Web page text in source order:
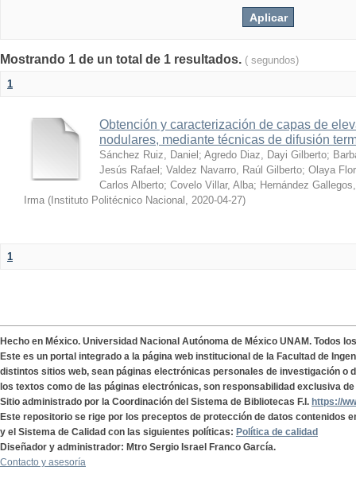
Mostrando 1 de un total de 1 resultados. ( segundos)
1
Obtención y caracterización de capas de
nodulares, mediante técnicas de difusión
Sánchez Ruiz, Daniel ; Agredo Diaz, Dayi Gilberto;
Jesús Rafael ; Valdez Navarro, Raúl Gilberto; Olaya
Carlos Alberto; Covelo Villar, Alba; Hernández
Irma ( Instituto Politécnico Nacional , 2020-04-27)
1
Hecho en México. Universidad Nacional Autónoma de México UNAM. Todos
Este es un portal integrado a la página web institucional de la Facultad de
distintos sitios web, sean páginas electrónicas personales de investigación o
los textos como de las páginas electrónicas, son responsabilidad exclusiva
Sitio administrado por la Coordinación del Sistema de Bibliotecas F.I. https://
Este repositorio se rige por los preceptos de protección de datos contenidos
y el Sistema de Calidad con las siguientes políticas: Política de calidad
Diseñador y administrador: Mtro Sergio Israel Franco García.
Contacto y asesoría